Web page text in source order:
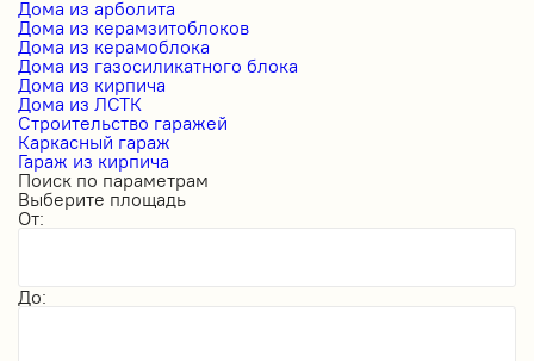
Дома из арболита
Дома из керамзитоблоков
Дома из керамоблока
Дома из газосиликатного блока
Дома из кирпича
Дома из ЛСТК
Строительство гаражей
Каркасный гараж
Гараж из кирпича
Поиск по параметрам
Выберите площадь
От:
До: